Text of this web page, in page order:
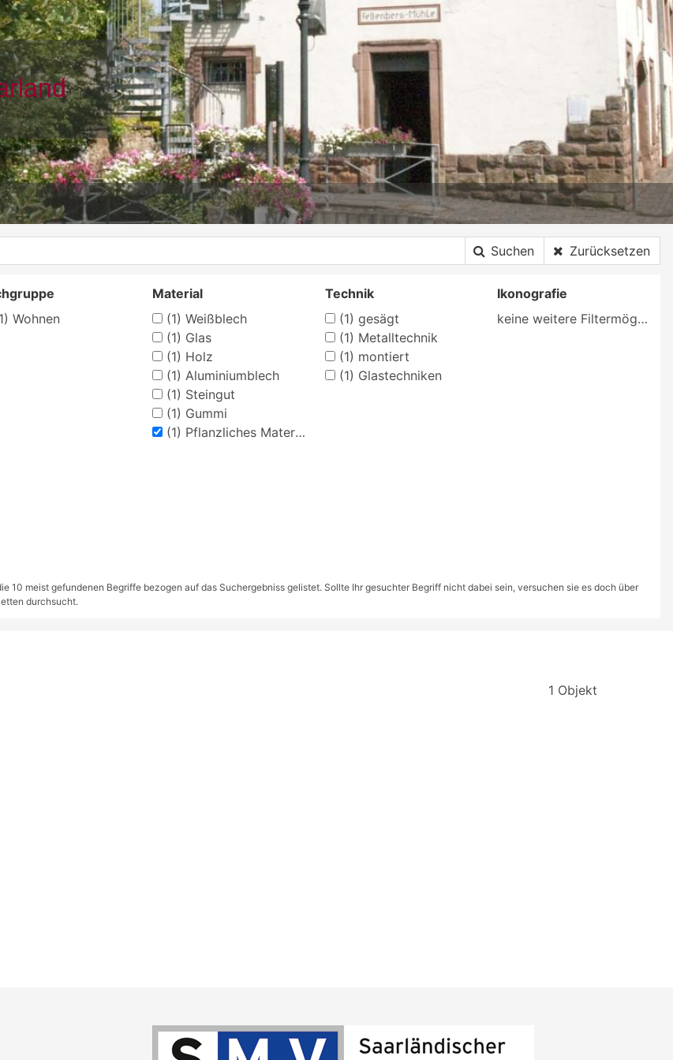
Suchen Zurücksetzen
Wohnen
Material
(1) Weißblech
(1) Glas
(1) Holz
(1) Aluminiumblech
(1) Steingut
(1) Gummi
(1) Pflanzliches Material
Technik
(1) gesägt
(1) Metalltechnik
(1) montiert
(1) Glastechniken
Ikonografie
keine weitere Filtermöglichkeit
10 meist gefundenen Begriffe bezogen auf das Suchergebniss gelistet. Sollte Ihr gesuchter Begriff nicht dabei sein, versuchen sie es doch über
durchsucht.
1 Objekt